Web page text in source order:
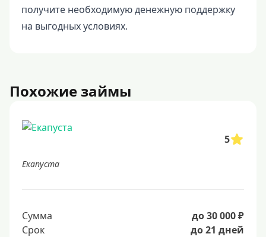
получите необходимую денежную поддержку
на выгодных условиях.
Похожие займы
5
Екапуста
Сумма
до 30 000 ₽
Срок
до 21 дней